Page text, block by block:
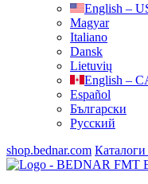
English –
Magyar
Italiano
Dansk
Lietuvių
English –
Español
Български
Русский
shop.bednar.com